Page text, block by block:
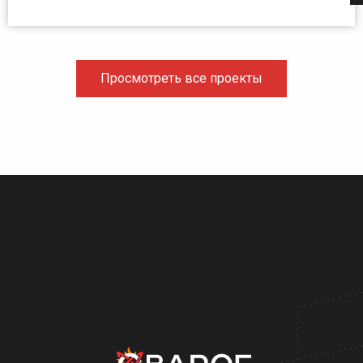
Просмотреть все проекты